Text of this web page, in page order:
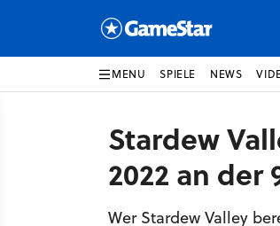
MENU SPIELE NEWS
Stardew
2022 an der
Wer Stardew Valley